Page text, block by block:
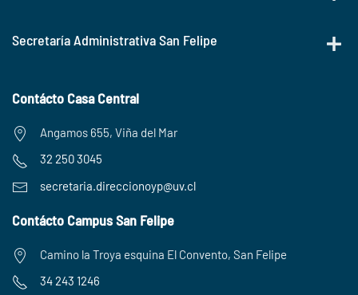
Secretaría Administrativa San Felipe
Contácto Casa Central
Angamos 655, Viña del Mar
32 250 3045
secretaria.direccionoyp@uv.cl
Contácto Campus San Felipe
Camino la Troya esquina El Convento, San Felipe
34 243 1246